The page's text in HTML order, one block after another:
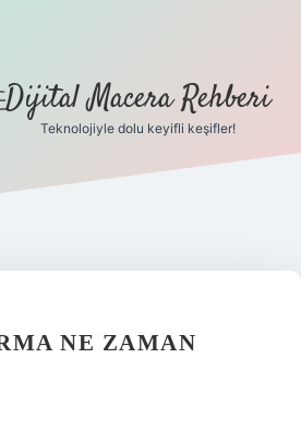
Dijital Macera Rehberi
Teknolojiyle dolu keyifli keşifler!
NE ZAMAN